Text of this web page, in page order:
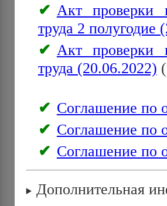
Акт проверки
труда 2 полугодие
Акт проверки
труда (20.06.2022)
Соглашение по
Соглашение по
Соглашение по
Дополнительная